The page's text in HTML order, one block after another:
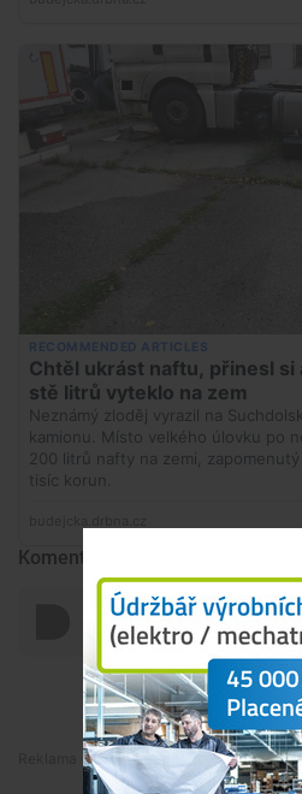
Komentáře
Premium